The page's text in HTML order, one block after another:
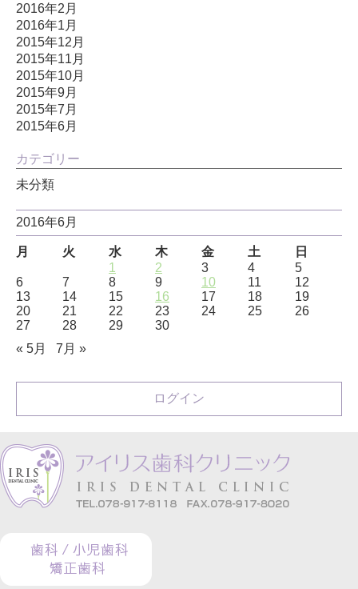
2016年2月
2016年1月
2015年12月
2015年11月
2015年10月
2015年9月
2015年7月
2015年6月
カテゴリー
未分類
2016年6月
月 火 水 木 金 土
日
1
2 3 4
5
6
7 8 9 10 11
12
13
14 15 16 17 18
19
20
21 22 23 24 25
26
27
28 29
30
« 5月
7月 »
ログイン